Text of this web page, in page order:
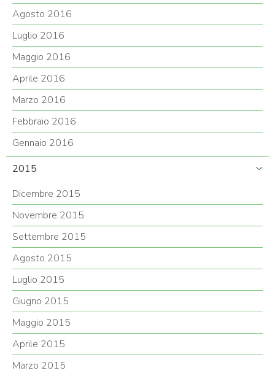
Agosto 2016
Luglio 2016
Maggio 2016
Aprile 2016
Marzo 2016
Febbraio 2016
Gennaio 2016
2015
Dicembre 2015
Novembre 2015
Settembre 2015
Agosto 2015
Luglio 2015
Giugno 2015
Maggio 2015
Aprile 2015
Marzo 2015